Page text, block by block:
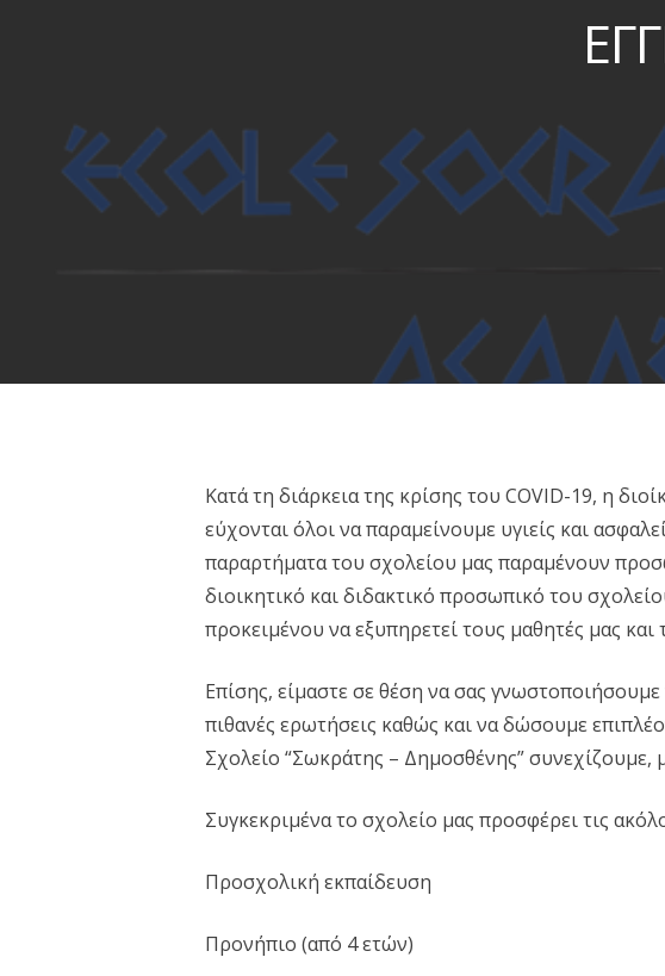
Hit enter to search or ESC to close
Κατά τη διάρκεια της κρίσης του COVID-19, η
εύχονται όλοι να παραμείνουμε υγιείς και
παραρτήματα του σχολείου μας παραμένουν
διοικητικό και διδακτικό προσωπικό του
προκειμένου να εξυπηρετεί τους μαθητές μας και
Επίσης, είμαστε σε θέση να σας
πιθανές ερωτήσεις καθώς και να δώσουμε
Σχολείο “Σωκράτης – Δημοσθένης” συνεχίζουμε,
Συγκεκριμένα το σχολείο μας προσφέρει τις
Προσχολική εκπαίδευση
Προνήπιο (από 4 ετών)